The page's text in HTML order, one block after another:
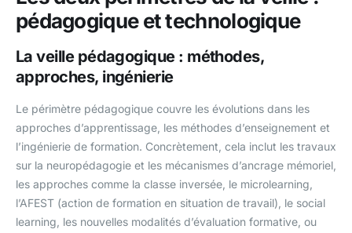
pédagogique et technologique
La veille pédagogique : méthodes,
approches, ingénierie
Le périmètre pédagogique couvre les évolutions dans les
approches d’apprentissage, les méthodes d’enseignement et
l’ingénierie de formation. Concrètement, cela inclut les travaux
sur la neuropédagogie et les mécanismes d’ancrage mémoriel,
les approches comme la classe inversée, le microlearning,
l’AFEST (action de formation en situation de travail), le social
learning, les nouvelles modalités d’évaluation formative, ou